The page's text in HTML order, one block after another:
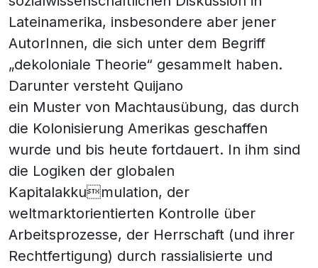
Lateinamerika, insbesondere aber jener
AutorInnen, die sich unter dem Begriff
„dekoloniale Theorie“ gesammelt haben.
Darunter versteht Quijano
ein Muster von Machtausübung, das durch
die Kolonisierung Amerikas geschaffen
wurde und bis heute fortdauert. In ihm sind
die Logiken der globalen
Kapitalakkumulation, der
weltmarktorientierten Kontrolle über
Arbeitsprozesse, der Herrschaft (und ihrer
Rechtfertigung) durch rassialisierte und